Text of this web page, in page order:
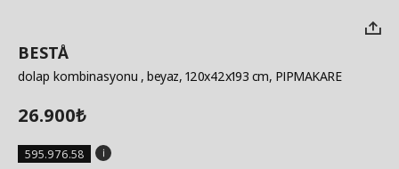
BESTÅ
dolap kombinasyonu , beyaz, 120x42x193 cm, PIPMAKARE
26.900₺
595.976.58